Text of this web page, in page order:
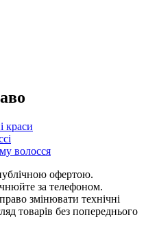
краси
волосся
офертою.
за телефоном.
змінювати технічні
товарів без попереднього